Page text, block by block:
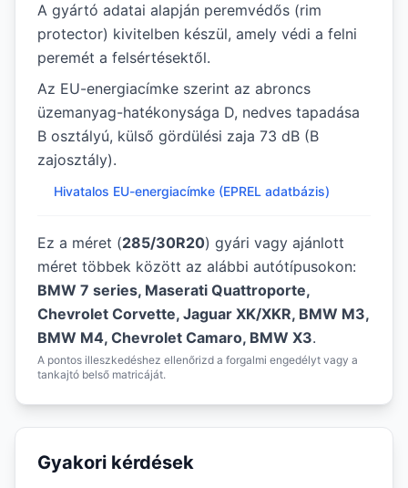
A gyártó adatai alapján peremvédős (rim
protector) kivitelben készül, amely védi a felni
peremét a felsértésektől.
Az EU-energiacímke szerint az abroncs
üzemanyag-hatékonysága D, nedves tapadása
B osztályú, külső gördülési zaja 73 dB (B
zajosztály).
Hivatalos EU-energiacímke (EPREL adatbázis)
Ez a méret (285/30R20) gyári vagy ajánlott
méret többek között az alábbi autótípusokon:
BMW 7 series, Maserati Quattroporte,
Chevrolet Corvette, Jaguar XK/XKR, BMW M3,
BMW M4, Chevrolet Camaro, BMW X3.
A pontos illeszkedéshez ellenőrizd a forgalmi engedélyt vagy a
tankajtó belső matricáját.
Gyakori kérdések